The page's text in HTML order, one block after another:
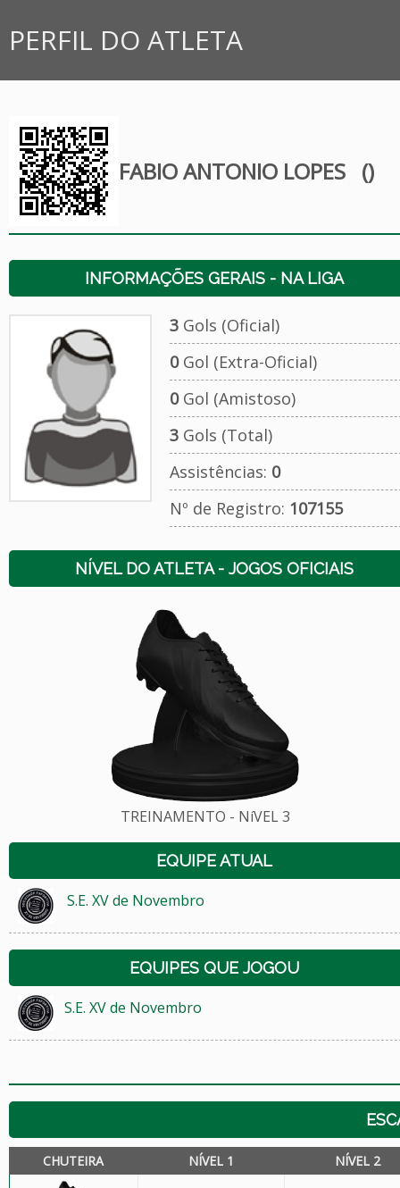
PERFIL DO ATLETA
FABIO ANTONIO LOPES ()
INFORMAÇÕES GERAIS - NA LIGA
3Gols (Oficial)
0Gol (Extra-Oficial)
0Gol (Amistoso)
3Gols (Total)
Assistências: 0
Nº de Registro: 107155
NÍVEL DO ATLETA - JOGOS OFICIAIS
TREINAMENTO - NíVEL 3
EQUIPE ATUAL
S.E. XV de Novembro
EQUIPES QUE JOGOU
S.E. XV de Novembro
CHUTEIRA NÍVEL 1 NÍVEL 2